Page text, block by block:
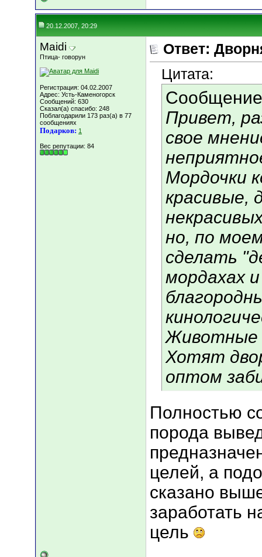
20.12.2007, 20:29
Maidi
Птица- говорун
Регистрация: 04.02.2007
Адрес: Усть-Каменогорск
Сообщений: 630
Сказал(а) спасибо: 248
Поблагодарили 173 раз(а) в 77
сообщениях
Подарков: 1
Вес репутации: 84
Ответ:
Цитата:
Привет,
свое
Мордочки
красивые,
но, по
сделать
мордахах
Животные
Хотят
оптом
Полностью
порода
целей, а
сказано
заработать
цель